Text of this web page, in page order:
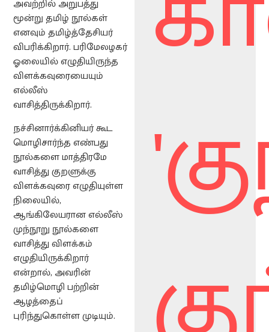
அவற்றில் அறுபத்து
மூன்று தமிழ் நூல்கள்
எனவும் தமிழ்த்தேசியர்
விபரிக்கிறார். பரிமேலழகர்
ஓலையில் எழுதியிருந்த
விளக்கவுரையையும்
எல்லீஸ்
வாசித்திருக்கிறார்.
நச்சினார்க்கினியர் கூட
மொழிசார்ந்த எண்பது
நூல்களை மாத்திரமே
வாசித்து குறளுக்கு
விளக்கவுரை எழுதியுள்ள
நிலையில்,
ஆங்கிலேயரான எல்லீஸ்
முந்நூறு நூல்களை
வாசித்து விளக்கம்
எழுதியிருக்கிறார்
என்றால், அவரின்
தமிழ்மொழி பற்றின்
ஆழத்தைப்
புரிந்துகொள்ள முடியும்.